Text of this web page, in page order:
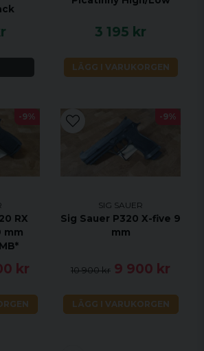
3 195 kr
LÄGG I VARUKORGEN
RX
mm
kr
-9%
SIG SAUER
Sig Sauer P320 X-five 9
mm
10 900 kr 9 900 kr
LÄGG I VARUKORGEN
-9%
avtryckarblad ingår
RMS-c / J-Point / ROMEO
mm
20 skott
mm
4 "
28 UNF
Fired
Steel